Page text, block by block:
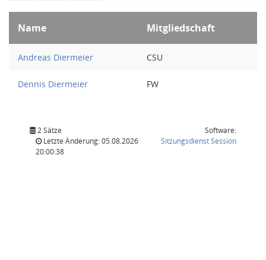
Name Mitgliedschaft
Andreas Diermeier CSU
Dennis Diermeier FW
2 Sätze
Letzte Änderung: 05.08.2026
20:00:38
Software:
SitzungsdienstSession(Wird in